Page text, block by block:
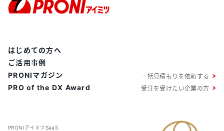
PRONIアイミツSaaS
はじめての方へ
ご活用事例
PRONIマガジン
PRO of the DX Award
一括見積もりを依頼する
受注を受けたい企業の方